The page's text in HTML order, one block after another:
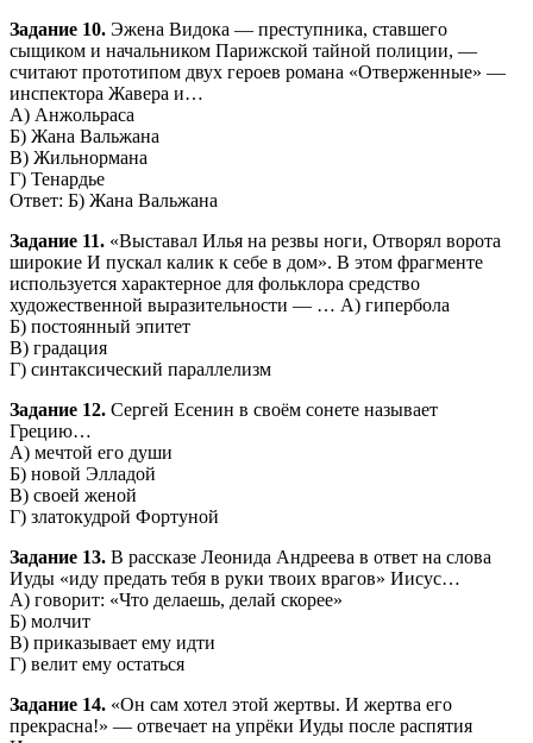
Задание 10. Эжена Видока — преступника, ставшего
сыщиком и начальником Парижской тайной полиции, —
считают прототипом двух героев романа «Отверженные» —
инспектора Жавера и…
А) Анжольраса
Б) Жана Вальжана
В) Жильнормана
Г) Тенардье
Ответ: Б) Жана Вальжана
Задание 11. «Выставал Илья на резвы ноги, Отворял ворота
широкие И пускал калик к себе в дом». В этом фрагменте
используется характерное для фольклора средство
художественной выразительности — … А) гипербола
Б) постоянный эпитет
В) градация
Г) синтаксический параллелизм
Задание 12. Сергей Есенин в своём сонете называет
Грецию…
А) мечтой его души
Б) новой Элладой
В) своей женой
Г) златокудрой Фортуной
Задание 13. В рассказе Леонида Андреева в ответ на слова
Иуды «иду предать тебя в руки твоих врагов» Иисус…
А) говорит: «Что делаешь, делай скорее»
Б) молчит
В) приказывает ему идти
Г) велит ему остаться
Задание 14. «Он сам хотел этой жертвы. И жертва его
прекрасна!» — отвечает на упрёки Иуды после распятия